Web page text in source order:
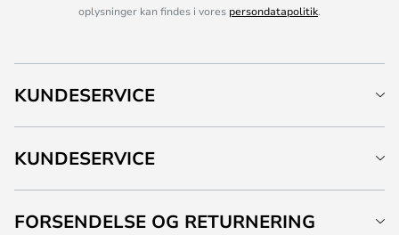
oplysninger kan findes i vores persondatapolitik.
KUNDESERVICE
KUNDESERVICE
FORSENDELSE OG RETURNERING